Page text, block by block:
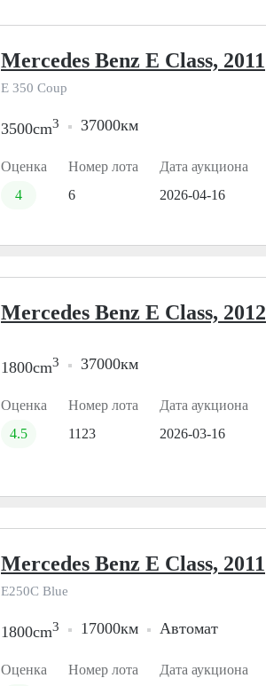
Mercedes Benz E Class, 2011
E 350 Coup
3500cm3 37000км
Оценка
4
Номер лота
6
Дата аукциона
2026-04-16
Mercedes Benz E Class, 2012
1800cm3 37000км
Оценка
4.5
Номер лота
1123
Дата аукциона
2026-03-16
Mercedes Benz E Class, 2011
E250C Blue
1800cm3 17000км Автомат
Оценка
Номер лота
Дата аукциона